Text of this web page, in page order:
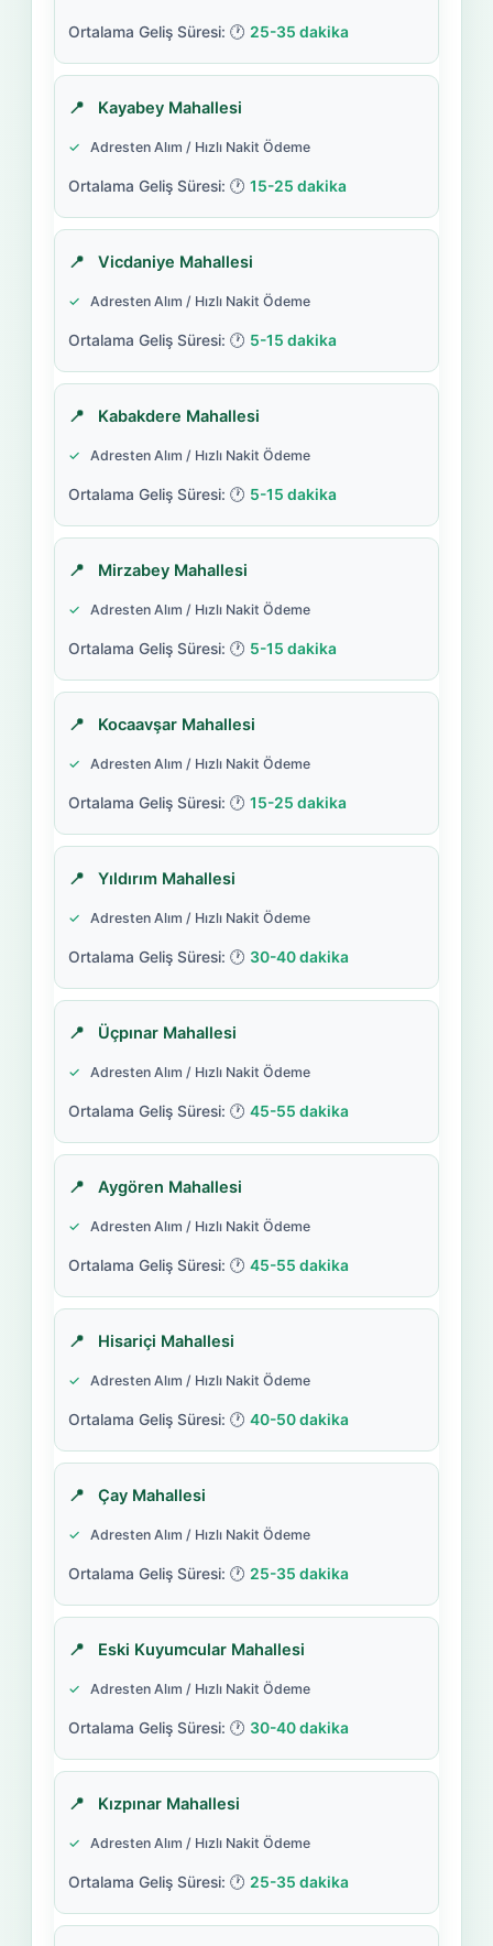
25-35 dakika
Kayabey Mahallesi
Adresten Alım / Hızlı Nakit Ödeme
15-25 dakika
Vicdaniye Mahallesi
Adresten Alım / Hızlı Nakit Ödeme
5-15 dakika
Kabakdere Mahallesi
Adresten Alım / Hızlı Nakit Ödeme
5-15 dakika
Mirzabey Mahallesi
Adresten Alım / Hızlı Nakit Ödeme
5-15 dakika
Kocaavşar Mahallesi
Adresten Alım / Hızlı Nakit Ödeme
15-25 dakika
Yıldırım Mahallesi
Adresten Alım / Hızlı Nakit Ödeme
30-40 dakika
Üçpınar Mahallesi
Adresten Alım / Hızlı Nakit Ödeme
45-55 dakika
Aygören Mahallesi
Adresten Alım / Hızlı Nakit Ödeme
45-55 dakika
Hisariçi Mahallesi
Adresten Alım / Hızlı Nakit Ödeme
40-50 dakika
Çay Mahallesi
Adresten Alım / Hızlı Nakit Ödeme
25-35 dakika
Eski Kuyumcular Mahallesi
Adresten Alım / Hızlı Nakit Ödeme
30-40 dakika
Kızpınar Mahallesi
Adresten Alım / Hızlı Nakit Ödeme
25-35 dakika